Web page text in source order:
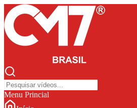
Menu Princial